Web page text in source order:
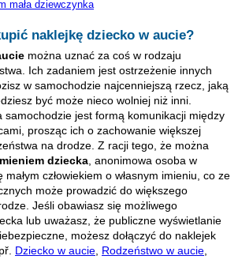
mała dziewczynka
naklejkę dziecko w aucie?
można uznać za coś w rodzaju
Ich zadaniem jest ostrzeżenie innych
w samochodzie najcenniejszą rzecz, jaką
być może nieco wolniej niż inni.
samochodzie jest formą komunikacji między
prosząc ich o zachowanie większej
na drodze. Z racji tego, że można
dziecka , anonimowa osoba w
człowiekiem o własnym imieniu, co ze
może prowadzić do większego
Jeśli obawiasz się możliwego
lub uważasz, że publiczne wyświetlanie
możesz dołączyć do naklejek
Dziecko w aucie Rodzeństwo w aucie